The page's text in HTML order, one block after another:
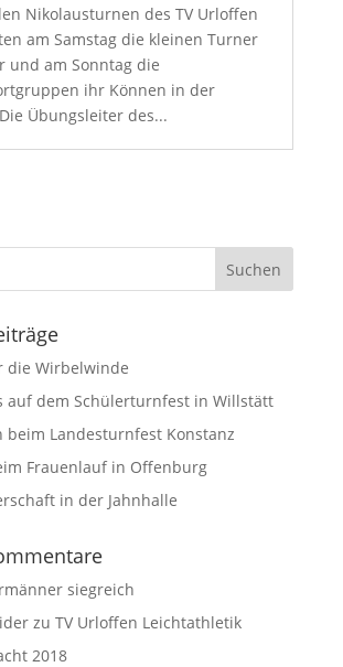
Nikolausturnen des TV Urloffen
am Samstag die kleinen Turner
und am Sonntag die
ihr Können in der
Übungsleiter des...
die Wirbelwinde
auf dem Schülerturnfest in Willstätt
beim Landesturnfest Konstanz
Frauenlauf in Offenburg
in der Jahnhalle
siegreich
zu TV Urloffen Leichtathletik
2018